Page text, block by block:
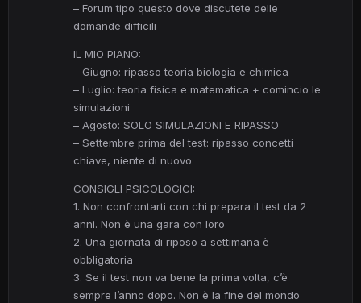
– Forum tipo questo dove discutete delle
domande difficili
IL MIO PIANO:
– Giugno: ripasso teoria biologia e chimica
– Luglio: teoria fisica e matematica + comincio le
simulazioni
– Agosto: SOLO SIMULAZIONI E RIPASSO
– Settembre prima del test: ripasso concetti
chiave, niente di nuovo
CONSIGLI PSICOLOGICI:
1. Non confrontarti con chi prepara il test da 2
anni. Non è una gara con loro
2. Una giornata di riposo a settimana è
obbligatoria
3. Se il test non va bene la prima volta, c’è
sempre l’anno dopo. Non è la fine del mondo